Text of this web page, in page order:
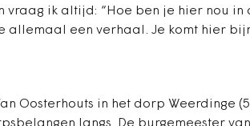
vraag ik altijd: “Hoe ben je hier nou in
allemaal een verhaal. Je komt hier
Oosterhouts in het dorp Weerdinge